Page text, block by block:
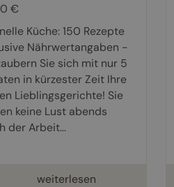
€
Küche: 150 Rezepte
Nährwertangaben -
Sie sich mit nur 5
in kürzester Zeit Ihre
Lieblingsgerichte! Sie
keine Lust abends
der Arbeit...
weiterlesen